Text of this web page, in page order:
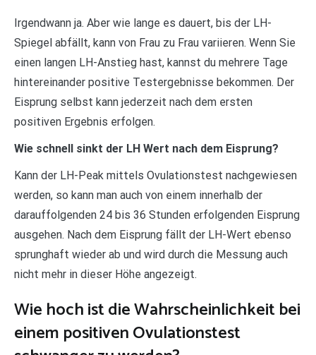
Irgendwann ja. Aber wie lange es dauert, bis der LH-
Spiegel abfällt, kann von Frau zu Frau variieren. Wenn Sie
einen langen LH-Anstieg hast, kannst du mehrere Tage
hintereinander positive Testergebnisse bekommen. Der
Eisprung selbst kann jederzeit nach dem ersten
positiven Ergebnis erfolgen.
Wie schnell sinkt der LH Wert nach dem Eisprung?
Kann der LH-Peak mittels Ovulationstest nachgewiesen
werden, so kann man auch von einem innerhalb der
darauffolgenden 24 bis 36 Stunden erfolgenden Eisprung
ausgehen. Nach dem Eisprung fällt der LH-Wert ebenso
sprunghaft wieder ab und wird durch die Messung auch
nicht mehr in dieser Höhe angezeigt.
Wie hoch ist die Wahrscheinlichkeit bei
einem positiven Ovulationstest